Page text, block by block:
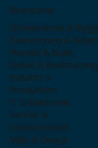
Branscher
Entreprenad & Bygg
Evenemang & Nöjen
Handel & Butik
Hotell & Restaurang
Industri &
Produktion
IT & Elektronik
Kontor &
Kontorshotell
Miljö & Energi